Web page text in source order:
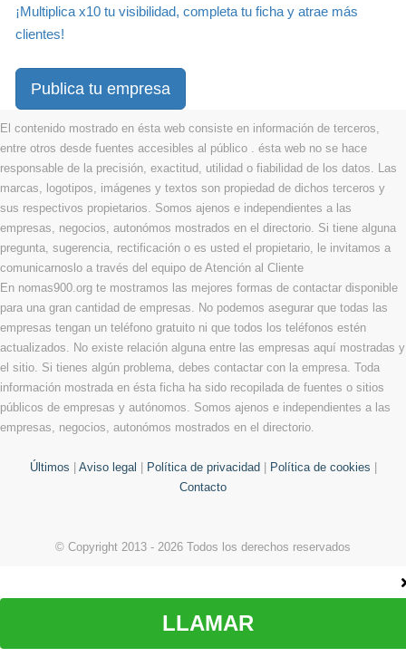
¡Multiplica x10 tu visibilidad, completa tu ficha y atrae más
clientes!
Publica tu empresa
El contenido mostrado en ésta web consiste en información de terceros,
entre otros desde fuentes accesibles al público . ésta web no se hace
responsable de la precisión, exactitud, utilidad o fiabilidad de los datos. Las
marcas, logotipos, imágenes y textos son propiedad de dichos terceros y
sus respectivos propietarios. Somos ajenos e independientes a las
empresas, negocios, autonómos mostrados en el directorio. Si tiene alguna
pregunta, sugerencia, rectificación o es usted el propietario, le invitamos a
comunicarnoslo a través del equipo de Atención al Cliente
En nomas900.org te mostramos las mejores formas de contactar disponible
para una gran cantidad de empresas. No podemos asegurar que todas las
empresas tengan un teléfono gratuito ni que todos los teléfonos estén
actualizados. No existe relación alguna entre las empresas aquí mostradas y
el sitio. Si tienes algún problema, debes contactar con la empresa. Toda
información mostrada en ésta ficha ha sido recopilada de fuentes o sitios
públicos de empresas y autónomos. Somos ajenos e independientes a las
empresas, negocios, autonómos mostrados en el directorio.
Últimos Aviso legal Política de privacidad Política de cookies
Contacto
© Copyright 2013 - 2026 Todos los derechos reservados
LLAMAR